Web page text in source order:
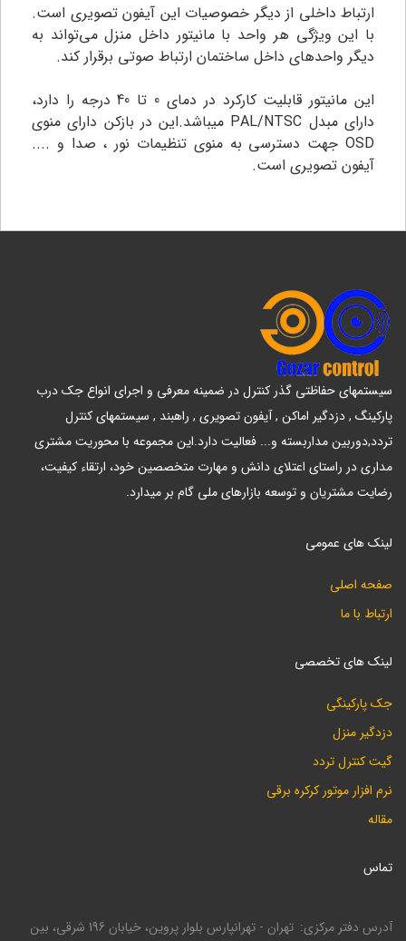
ارتباط داخلی از دیگر خصوصیات این آیفون تصویری است.
با این ویژگی هر واحد با مانیتور داخل منزل می‌تواند به
دیگر واحدهای داخل ساختمان ارتباط صوتی برقرار کند.
این مانیتور قابلیت کارکرد در دمای 0 تا 40 درجه را دارد،
دارای مبدل PAL/NTSC میباشد.این در بازکن دارای منوی
OSD جهت دسترسی به منوی تنظیمات نور ، صدا و ....
آیفون تصویری است.
سیستمهای حفاظتی گذر کنترل در ضمینه معرفی و اجرای انواع جک درب
پارکینگ , دزدگیر اماکن , آیفون تصویری , راهبند , سیستمهای کنترل
تردد,دوربین مداربسته و... فعالیت دارد.این مجموعه با محوریت مشتری
مداری در راستای اعتلای دانش و مهارت متخصصین خود، ارتقاء کیفیت،
رضایت مشتریان و توسعه بازارهای ملی گام بر میدارد.
لینک های عمومی
صفحه اصلی
ارتباط با ما
لینک های تخصصی
جک پارکینگی
دزدگیر منزل
گیت کنترل تردد
نرم افزار موتور کرکره برقی
مقاله
تماس
آدرس دفتر مرکزی تهران - تهرانپارس بلوار پروین، خیابان 196 شرقی، بین